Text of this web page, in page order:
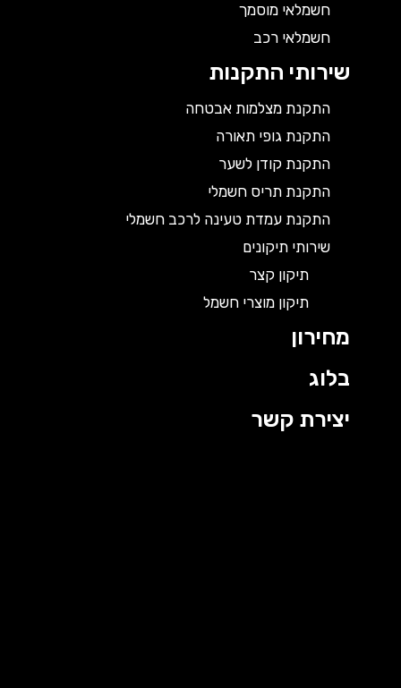
חשמלאי מוסמך
חשמלאי רכב
שירותי התקנות
התקנת מצלמות אבטחה
התקנת גופי תאורה
התקנת קודן לשער
התקנת תריס חשמלי
התקנת עמדת טעינה לרכב חשמלי
שירותי תיקונים
תיקון קצר
תיקון מוצרי חשמל
מחירון
בלוג
יצירת קשר